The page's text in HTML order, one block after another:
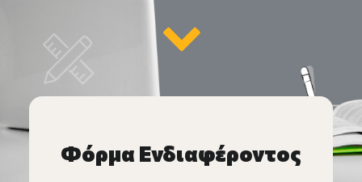
Φόρμα Ενδιαφέροντος